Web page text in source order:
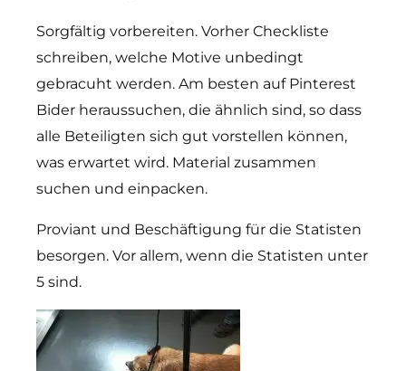
Sorgfältig vorbereiten. Vorher Checkliste
schreiben, welche Motive unbedingt
gebracuht werden. Am besten auf Pinterest
Bider heraussuchen, die ähnlich sind, so dass
alle Beteiligten sich gut vorstellen können,
was erwartet wird. Material zusammen
suchen und einpacken.
Proviant und Beschäftigung für die Statisten
besorgen. Vor allem, wenn die Statisten unter
5 sind.